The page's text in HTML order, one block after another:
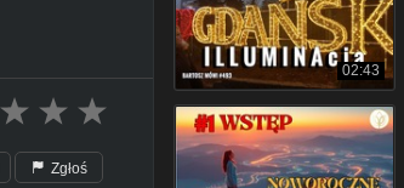
Zgłoś
02:43